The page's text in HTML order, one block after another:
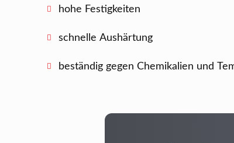
hohe Festigkeiten
schnelle Aushärtung
beständig gegen Chemikalien und